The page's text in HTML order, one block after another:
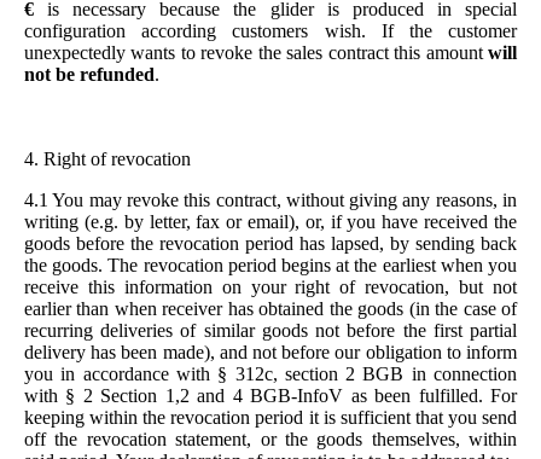
€is necessary because the glider is produced in special
configuration according customers wish. If the customer
unexpectedly wants to revoke the sales contract this amount will
not be refunded.
4. Right of revocation
4.1 You may revoke this contract, without giving any reasons, in
writing (e.g. by letter, fax or email), or, if you have received the
goods before the revocation period has lapsed, by sending back
the goods. The revocation period begins at the earliest when you
receive this information on your right of revocation, but not
earlier than when receiver has obtained the goods (in the case of
recurring deliveries of similar goods not before the first partial
delivery has been made), and not before our obligation to inform
you in accordance with § 312c, section 2 BGB in connection
with § 2 Section 1,2 and 4 BGB-InfoV as been fulfilled. For
keeping within the revocation period it is sufficient that you send
off the revocation statement, or the goods themselves, within